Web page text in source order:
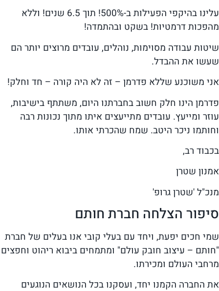
עלינו בהיקפי הפעילות ב-500%! תוך 6.5 שנים! וללא
מהפכות דרמטיות! בשקט ובהתמדה!
שיטות עבודה מסוימות, נוהלים, עובדים מרוצים יותר הם
שעשו את ההבדל.
אני משוכנע שללא פדרמן – זה לא היה קורה – חד וחלק!
פדרמן הינו חלק חשוב בחברתנו היום, משתתף בישיבות,
עוזר ומייעץ. עובדים מתייעצים איתו מתוך נכונות רבה
וחותמו ניכר היטב. שמח שהכרתי אותו.
בכבוד רב,
אמנון שטרן
מנכ"ל 'שטרן גרופ'
סיפור הצלחה חברת חותם
שמי חכים יפעת, ויחד עם בעלי קובי אנו בעלים של חברת
"חותם – עיצוב חובק עולם" ומתמחים ביבוא ריהוט וחפצים
מרחבי העולם ומכירתו.
את החברה הקמנו יחד, ועסקנו בכל הנושאים הנוגעים